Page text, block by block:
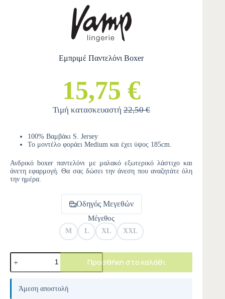
Εμπριμέ Παντελόνι Boxer
15,75 €
Τιμή κατασκευαστή22,50 €
100% Βαμβάκι S. Jersey
Το μοντέλο φοράει Medium και έχει ύψος 185cm.
Ανδρικό boxer παντελόνι με μαλακό εξωτερικό λάστιχο και
άνετη εφαρμογή. Θα σας δώσει την άνεση που αναζητάτε όλη
την ημέρα.
Οδηγός Μεγεθών
Μέγεθος
M L XL XXL
Προσθήκη στο καλάθι
A
Άμεση αποστολή